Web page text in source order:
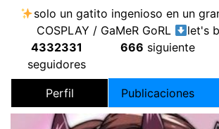
solo un gatito ingenioso en un
COSPLAY / GaMeR GoRL
let's
4332331
seguidores
666 siguiente
Perfil Publicaciones